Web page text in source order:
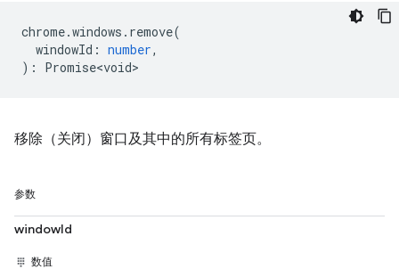
chrome.windows . remove(
windowId : number,
) : Promise<void>
移除（关闭）窗口及其中的所有标签页。
参数
windowId
数值